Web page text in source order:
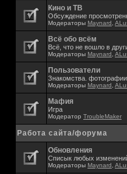
Кино и ТВ
Обсуждение
Модераторы Maynard
Всё обо всём
Всё, что не вошло в
Модераторы Maynard
Пользователи
Знакомства.
Модераторы Maynard
Мафия
Игра
Модератор TroubleMaker
Работа сайта/форума
Обновления
Списык любых
Модераторы Maynard